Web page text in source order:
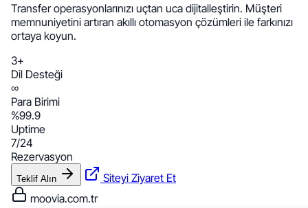
Transfer operasyonlarınızı uçtan uca dijitalleştirin. Müşteri
memnuniyetini artıran akıllı otomasyon çözümleri ile farkınızı
ortaya koyun.
3+
Dil Desteği
∞
Para Birimi
%99.9
Uptime
7/24
Rezervasyon
Teklif Alın
Siteyi Ziyaret Et
moovia.com.tr